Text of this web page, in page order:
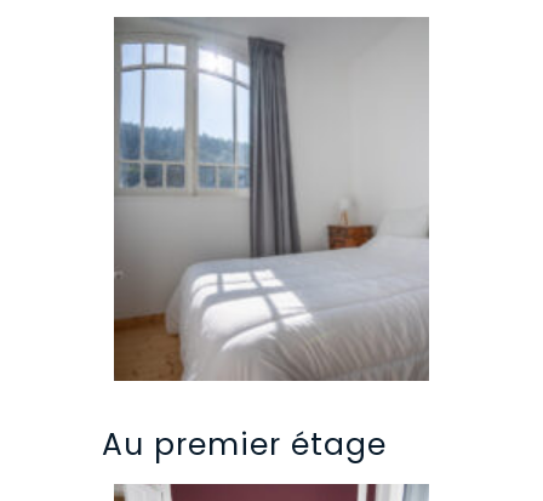
Au premier étage